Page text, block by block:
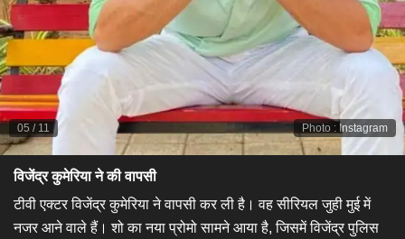
Photo : Instagram
05 / 11
विजेंद्र कुमेरिया ने की वापसी​
टीवी एक्टर विजेंद्र कुमेरिया ने वापसी कर ली है। वह सीरियल जुही मुई में
नजर आने वाले हैं। शो का नया प्रोमो सामने आया है, जिसमें विजेंद्र पुलिस